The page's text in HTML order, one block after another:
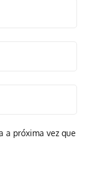
a próxima vez que